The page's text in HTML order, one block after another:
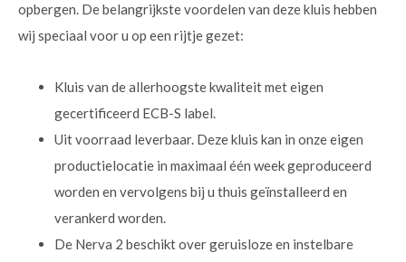
opbergen. De belangrijkste voordelen van deze kluis hebben
wij speciaal voor u op een rijtje gezet:
Kluis van de allerhoogste kwaliteit met eigen
gecertificeerd ECB-S label.
Uit voorraad leverbaar. Deze kluis kan in onze eigen
productielocatie in maximaal één week geproduceerd
worden en vervolgens bij u thuis geïnstalleerd en
verankerd worden.
De Nerva 2 beschikt over geruisloze en instelbare